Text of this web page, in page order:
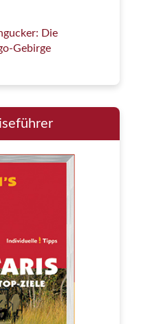
Die
Gebirge